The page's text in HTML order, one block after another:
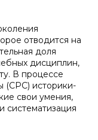
отводится на
доля
дисциплин,
В процессе
(СРС) историки-
свои умения,
систематизация